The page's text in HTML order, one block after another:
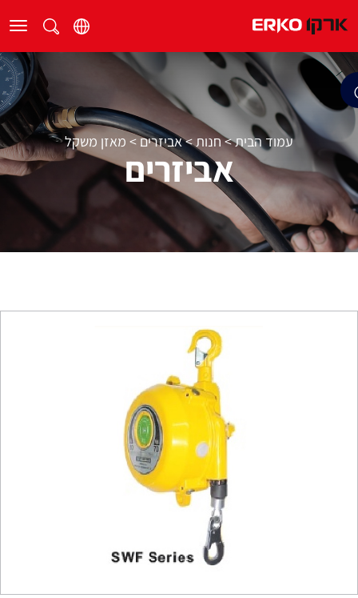
עמוד הבית>חנות>אביזרים> מאזן משקל
אביזרים